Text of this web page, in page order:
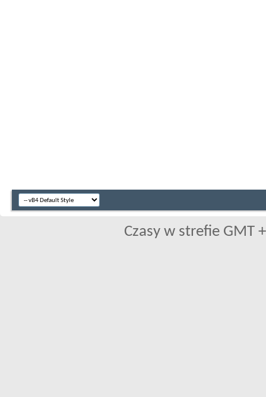
Czasy w strefie GMT